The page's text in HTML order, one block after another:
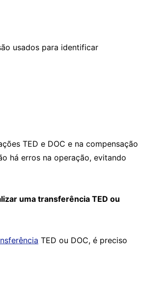
usados para identificar
TED e DOC e na compensação
há erros na operação, evitando
uma transferência TED ou
TED ou DOC, é preciso